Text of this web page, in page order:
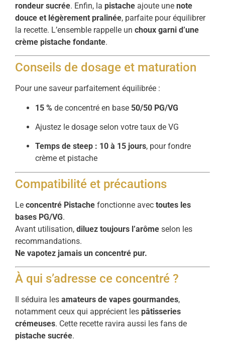
rondeur sucrée. Enfin, la pistache ajoute une note
douce et légèrement pralinée, parfaite pour équilibrer
la recette. L’ensemble rappelle un choux garni d’une
crème pistache fondante.
Conseils de dosage et maturation
Pour une saveur parfaitement équilibrée :
15 % de concentré en base 50/50 PG/VG
Ajustez le dosage selon votre taux de VG
Temps de steep : 10 à 15 jours, pour fondre
crème et pistache
Compatibilité et précautions
Le concentré Pistache fonctionne avec toutes les
bases PG/VG.
Avant utilisation, diluez toujours l’arôme selon les
recommandations.
Ne vapotez jamais un concentré pur.
À qui s’adresse ce concentré ?
Il séduira les amateurs de vapes gourmandes,
notamment ceux qui apprécient les pâtisseries
crémeuses. Cette recette ravira aussi les fans de
pistache sucrée.